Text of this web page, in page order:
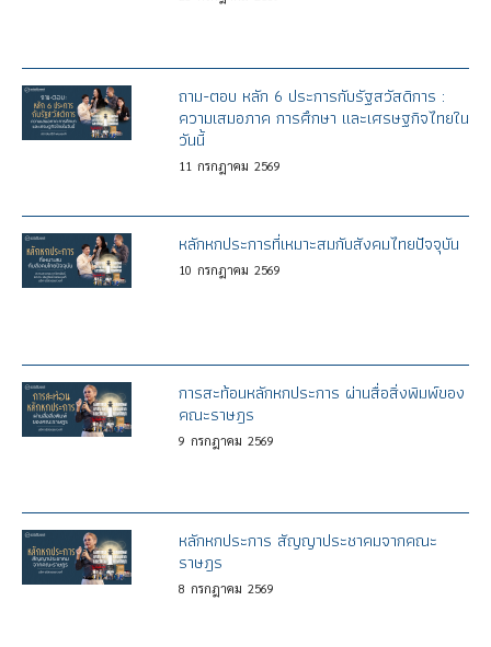
ถาม-ตอบ หลัก 6 ประการกับรัฐสวัสดิการ :
ความเสมอภาค การศึกษา และเศรษฐกิจไทยใน
วันนี้
11 กรกฎาคม 2569
หลักหกประการที่เหมาะสมกับสังคมไทยปัจจุบัน
10 กรกฎาคม 2569
การสะท้อนหลักหกประการ ผ่านสื่อสิ่งพิมพ์ของ
คณะราษฎร
9 กรกฎาคม 2569
หลักหกประการ สัญญาประชาคมจากคณะ
ราษฎร
8 กรกฎาคม 2569